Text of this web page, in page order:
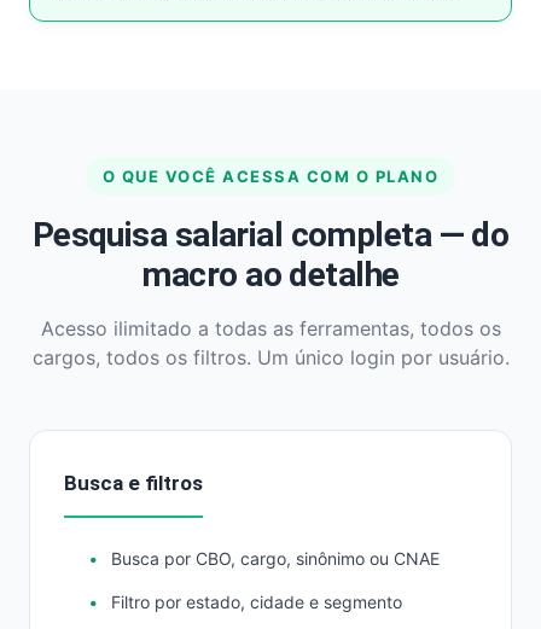
O QUE VOCÊ ACESSA COM O PLANO
Pesquisa salarial completa — do
macro ao detalhe
Acesso ilimitado a todas as ferramentas, todos os
cargos, todos os filtros. Um único login por usuário.
Busca e filtros
Busca por CBO, cargo, sinônimo ou CNAE
Filtro por estado, cidade e segmento